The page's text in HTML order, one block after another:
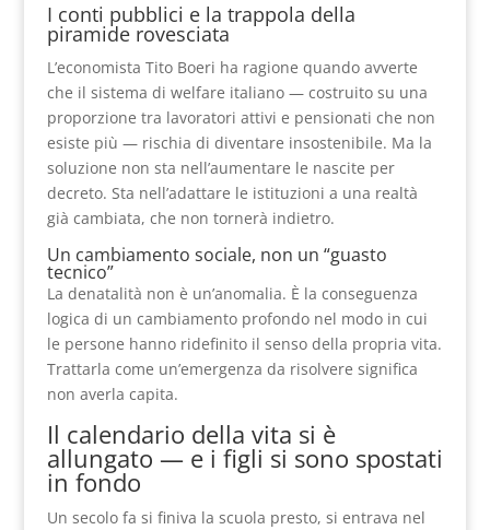
I conti pubblici e la trappola della
piramide rovesciata
L’economista Tito Boeri ha ragione quando avverte
che il sistema di welfare italiano — costruito su una
proporzione tra lavoratori attivi e pensionati che non
esiste più — rischia di diventare insostenibile. Ma la
soluzione non sta nell’aumentare le nascite per
decreto. Sta nell’adattare le istituzioni a una realtà
già cambiata, che non tornerà indietro.
Un cambiamento sociale, non un “guasto
tecnico”
La denatalità non è un’anomalia. È la conseguenza
logica di un cambiamento profondo nel modo in cui
le persone hanno ridefinito il senso della propria vita.
Trattarla come un’emergenza da risolvere significa
non averla capita.
Il calendario della vita si è
allungato — e i figli si sono spostati
in fondo
Un secolo fa si finiva la scuola presto, si entrava nel